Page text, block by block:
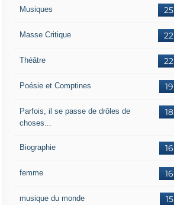
25
Musiques
22
Masse Critique
22
Théâtre
19
Poésie et Comptines
18
Parfois, il se passe de drôles de
choses...
16
Biographie
16
femme
15
musique du monde